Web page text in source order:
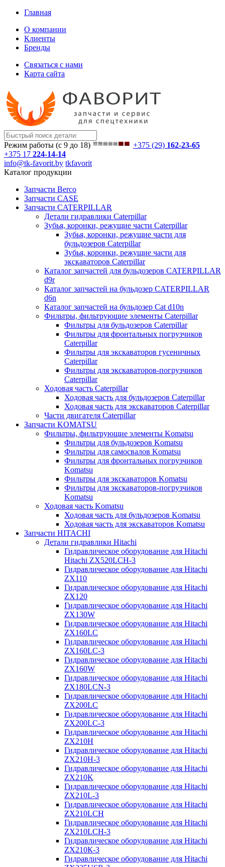
Главная
О компании
Клиенты
Бренды
Связаться с нами
Карта сайта
Режим работы (с 9 до 18) +375 (29) 162-23-65
+375 17 224-14-14
info@tk-favorit.by tkfavorit
Каталог продукции
Запчасти Berco
Запчасти CASE
Запчасти CATERPILLAR
Детали гидравлики Caterpillar
Зубья, коронки, режущие части Caterpillar
Зубья, коронки, режущие части для
бульдозеров Caterpillar
Зубья, коронки, режущие части для
экскаваторов Caterpillar
Каталог запчастей для бульдозеров CATERPILLAR
d9r
Каталог запчастей на бульдозер CATERPILLAR
d6n
Каталог запчастей на бульдозер Сat d10n
Фильтры, фильтрующие элементы Caterpillar
Фильтры для бульдозеров Caterpillar
Фильтры для фронтальных погрузчиков
Caterpillar
Фильтры для экскаваторов гусеничных
Caterpillar
Фильтры для экскаваторов-погрузчиков
Caterpillar
Ходовая часть Caterpillar
Ходовая часть для бульдозеров Caterpillar
Ходовая часть для экскаваторов Caterpillar
Части двигателя Caterpillar
Запчасти KOMATSU
Фильтры, фильтрующие элементы Komatsu
Фильтры для бульдозеров Komatsu
Фильтры для самосвалов Komatsu
Фильтры для фронтальных погрузчиков
Komatsu
Фильтры для экскаваторов Komatsu
Фильтры для экскаваторов-погрузчиков
Komatsu
Ходовая часть Komatsu
Ходовая часть для бульдозеров Komatsu
Ходовая часть для экскаваторов Komatsu
Запчасти HITACHI
Детали гидравлики Hitachi
Гидравлическое оборудование для Hitachi
Hitachi ZX520LCH-3
Гидравлическое оборудование для Hitachi
ZX110
Гидравлическое оборудование для Hitachi
ZX120
Гидравлическое оборудование для Hitachi
ZX130W
Гидравлическое оборудование для Hitachi
ZX160LC
Гидравлическое оборудование для Hitachi
ZX160LC-3
Гидравлическое оборудование для Hitachi
ZX160W
Гидравлическое оборудование для Hitachi
ZX180LCN-3
Гидравлическое оборудование для Hitachi
ZX200LC
Гидравлическое оборудование для Hitachi
ZX200LC-3
Гидравлическое оборудование для Hitachi
ZX210H
Гидравлическое оборудование для Hitachi
ZX210H-3
Гидравлическое оборудование для Hitachi
ZX210K
Гидравлическое оборудование для Hitachi
ZX210L-3
Гидравлическое оборудование для Hitachi
ZX210LCH
Гидравлическое оборудование для Hitachi
ZX210LCH-3
Гидравлическое оборудование для Hitachi
ZX210К-3
Гидравлическое оборудование для Hitachi